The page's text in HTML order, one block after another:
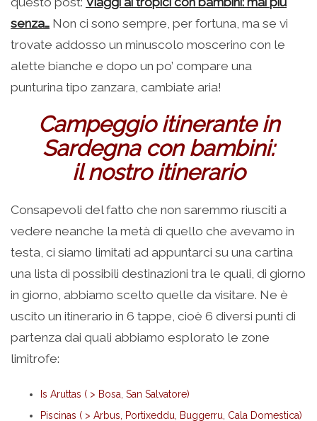
senza… Non ci sono sempre, per fortuna, ma se vi
trovate addosso un minuscolo moscerino con le
alette bianche e dopo un po’ compare una
punturina tipo zanzara, cambiate aria!
Campeggio itinerante in
Sardegna con bambini:
il nostro itinerario
Consapevoli del fatto che non saremmo riusciti a
vedere neanche la metà di quello che avevamo in
testa, ci siamo limitati ad appuntarci su una cartina
una lista di possibili destinazioni tra le quali, di giorno
in giorno, abbiamo scelto quelle da visitare. Ne è
uscito un itinerario in 6 tappe, cioè 6 diversi punti di
partenza dai quali abbiamo esplorato le zone
limitrofe:
Is Aruttas ( > Bosa, San Salvatore)
Piscinas ( > Arbus, Portixeddu, Buggerru, Cala Domestica)